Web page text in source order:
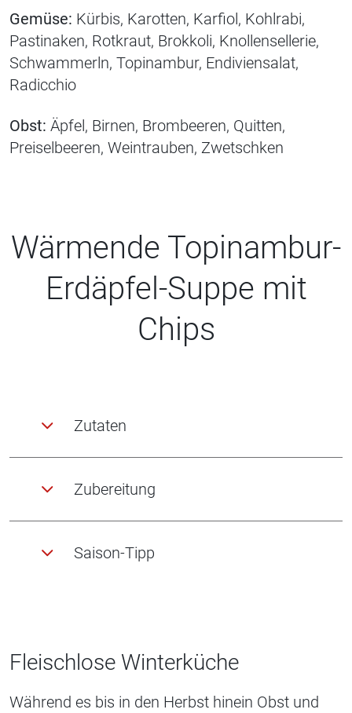
Gemüse: Kürbis, Karotten, Karfiol, Kohlrabi,
Pastinaken, Rotkraut, Brokkoli, Knollensellerie,
Schwammerln, Topinambur, Endiviensalat,
Radicchio
Obst: Äpfel, Birnen, Brombeeren, Quitten,
Preiselbeeren, Weintrauben, Zwetschken
Wärmende Topinambur-
Erdäpfel-Suppe mit
Chips
Zutaten
Zubereitung
Saison-Tipp
Fleischlose Winterküche
Während es bis in den Herbst hinein Obst und